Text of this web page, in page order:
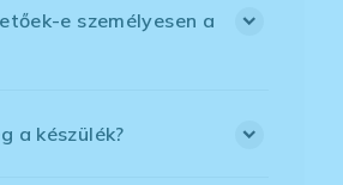
e személyesen a
a készülék?